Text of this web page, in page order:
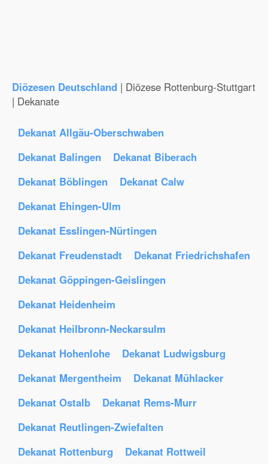
Diözesen Deutschland | Diözese Rottenburg-Stuttgart
| Dekanate
Dekanat Allgäu-Oberschwaben
Dekanat Balingen
Dekanat Biberach
Dekanat Böblingen
Dekanat Calw
Dekanat Ehingen-Ulm
Dekanat Esslingen-Nürtingen
Dekanat Freudenstadt
Dekanat Friedrichshafen
Dekanat Göppingen-Geislingen
Dekanat Heidenheim
Dekanat Heilbronn-Neckarsulm
Dekanat Hohenlohe
Dekanat Ludwigsburg
Dekanat Mergentheim
Dekanat Mühlacker
Dekanat Ostalb
Dekanat Rems-Murr
Dekanat Reutlingen-Zwiefalten
Dekanat Rottenburg
Dekanat Rottweil